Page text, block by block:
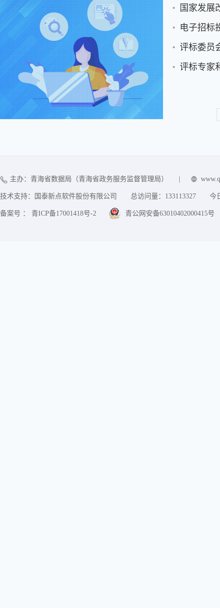
电子招标
评标委员
评标专家
主办：青海省数据局（青海省政务服务监督管理局）
技术支持：国泰新点软件股份有限公司 总访问量： 133113327 今
备案号 ： 青ICP备17001418号-2 青公网安备63010402000415号